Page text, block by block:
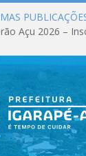
Açu 2026 –